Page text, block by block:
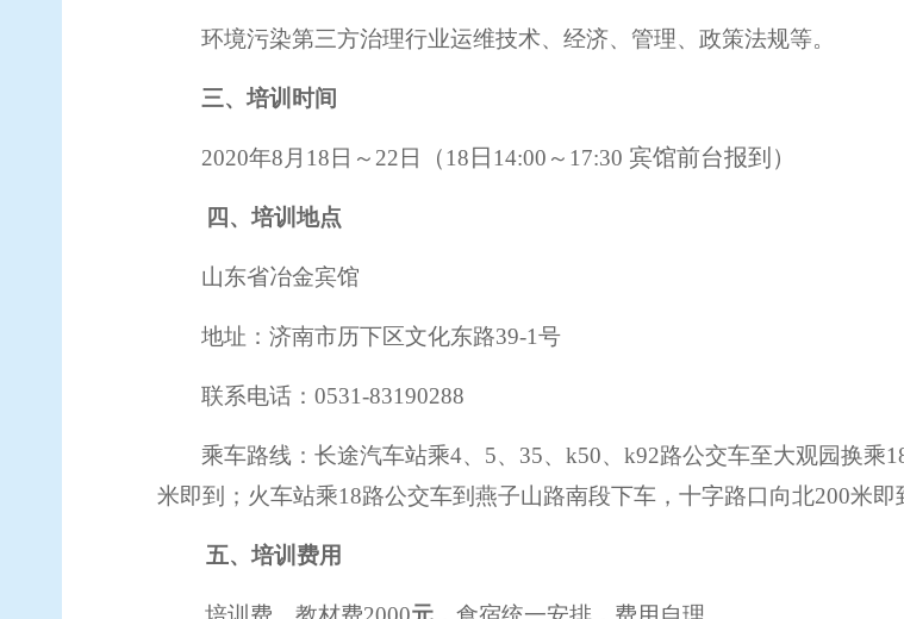
环境污染第三方治理行业运维技术、经济、管理、政策法规等。
三、培训时间
2020年8 月 18 日 ～22 日 （18 日 14:00～17:30 宾馆前台报到）
四、培训地点
山东省冶金宾馆
地址：济南市历下区文化东路39-1号
联系电话：0531-83190288
乘车路线：长途汽车站乘4、5、35、k50、k92路公交车至大观园换乘
米即到；火车站乘18路公交车到燕子山路南段下车，十字路口向北200米即
五、培训费用